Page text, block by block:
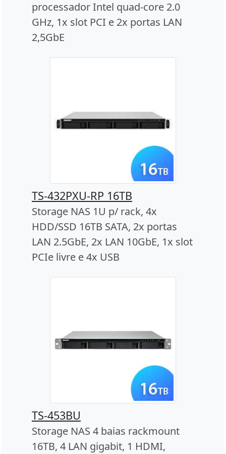
processador Intel quad-core 2.0
GHz, 1x slot PCI e 2x portas LAN
2,5GbE
TS-432PXU-RP 16TB
Storage NAS 1U p/ rack, 4x
HDD/SSD 16TB SATA, 2x portas
LAN 2.5GbE, 2x LAN 10GbE, 1x slot
PCIe livre e 4x USB
TS-453BU
Storage NAS 4 baias rackmount
16TB, 4 LAN gigabit, 1 HDMI,